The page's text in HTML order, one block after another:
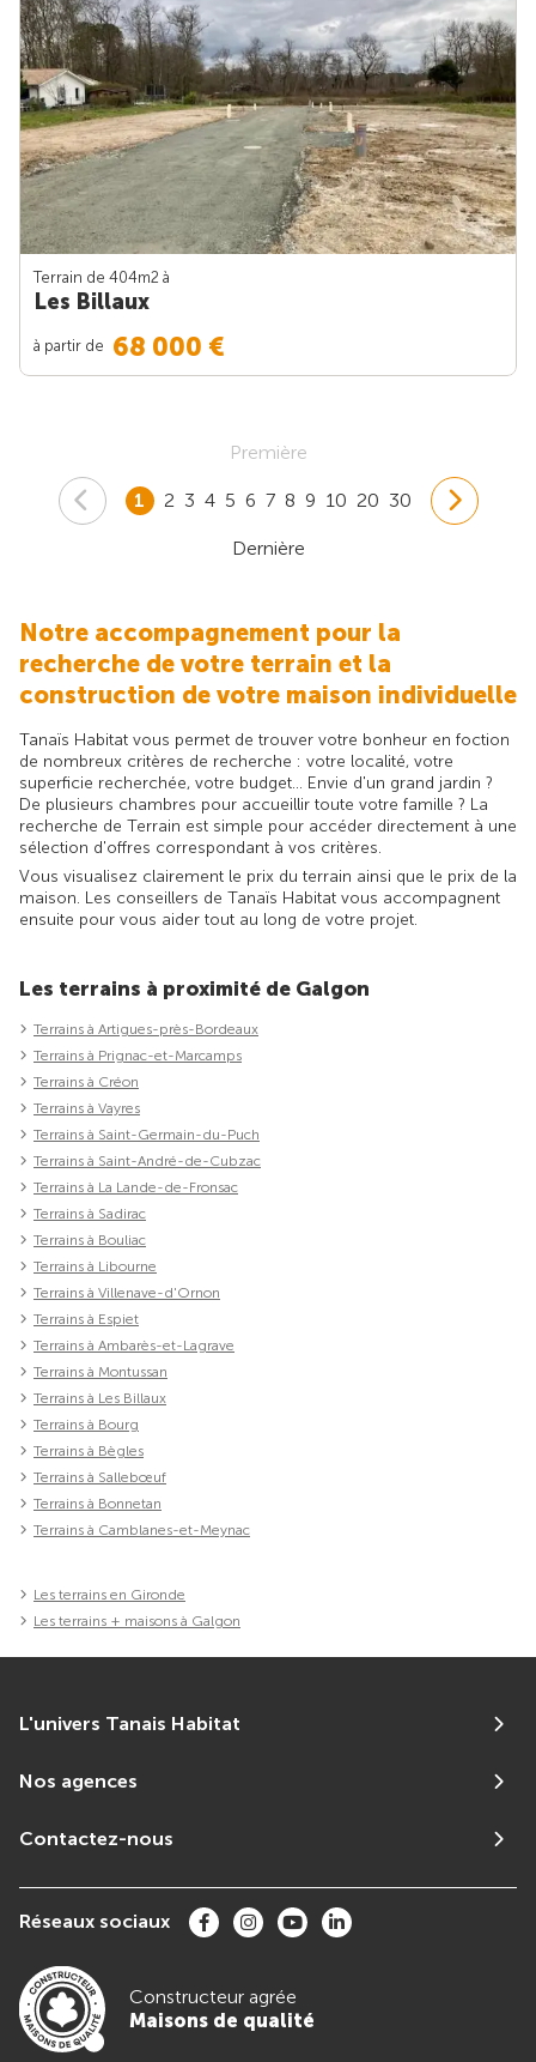
Terrain de 404m2 à
Les Billaux
à partir de 68 000 €
Première
1 2 3 4 5 6 7 8 9 10 20 30
Dernière
Notre accompagnement pour la
recherche de votre terrain et la
construction de votre maison individuelle
Tanaïs Habitat vous permet de trouver votre bonheur en foction
de nombreux critères de recherche : votre localité, votre
superficie recherchée, votre budget... Envie d'un grand jardin ?
De plusieurs chambres pour accueillir toute votre famille ? La
recherche de Terrain est simple pour accéder directement à une
sélection d'offres correspondant à vos critères.
Vous visualisez clairement le prix du terrain ainsi que le prix de la
maison. Les conseillers de Tanaïs Habitat vous accompagnent
ensuite pour vous aider tout au long de votre projet.
Les terrains à proximité de Galgon
Terrains à Artigues-près-Bordeaux
Terrains à Prignac-et-Marcamps
Terrains à Créon
Terrains à Vayres
Terrains à Saint-Germain-du-Puch
Terrains à Saint-André-de-Cubzac
Terrains à La Lande-de-Fronsac
Terrains à Sadirac
Terrains à Bouliac
Terrains à Libourne
Terrains à Villenave-d'Ornon
Terrains à Espiet
Terrains à Ambarès-et-Lagrave
Terrains à Montussan
Terrains à Les Billaux
Terrains à Bourg
Terrains à Bègles
Terrains à Sallebœuf
Terrains à Bonnetan
Terrains à Camblanes-et-Meynac
Les terrains en Gironde
Les terrains + maisons à Galgon
L'univers Tanais Habitat
Nos agences
Contactez-nous
Réseaux sociaux
Constructeur agrée
Maisons de qualité